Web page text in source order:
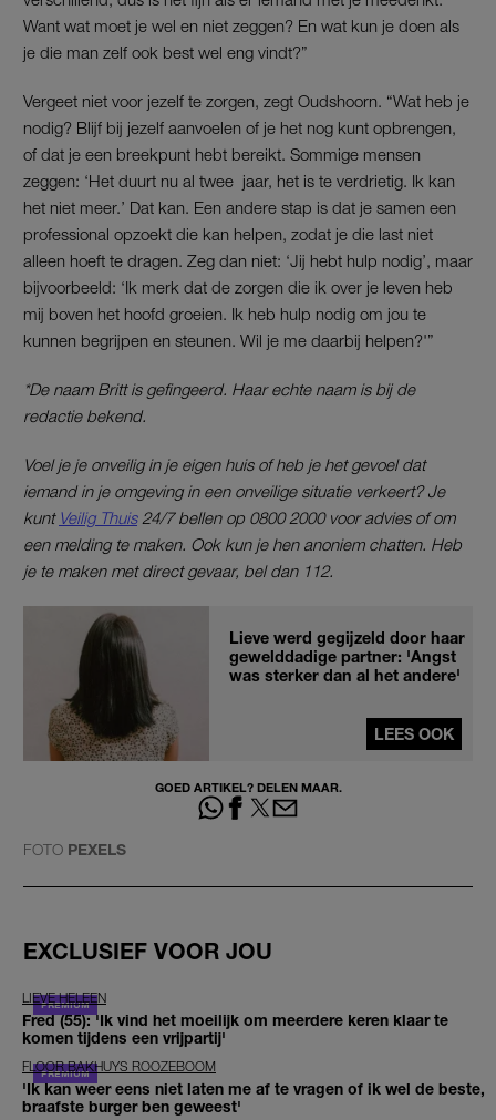
Want wat moet je wel en niet zeggen? En wat kun je doen als
je die man zelf ook best wel eng vindt?”
Vergeet niet voor jezelf te zorgen, zegt Oudshoorn. “Wat heb je
nodig? Blijf bij jezelf aanvoelen of je het nog kunt opbrengen,
of dat je een breekpunt hebt bereikt. Sommige mensen
zeggen: ‘Het duurt nu al twee jaar, het is te verdrietig. Ik kan
het niet meer.’ Dat kan. Een andere stap is dat je samen een
professional opzoekt die kan helpen, zodat je die last niet
alleen hoeft te dragen. Zeg dan niet: ‘Jij hebt hulp nodig’, maar
bijvoorbeeld: ‘Ik merk dat de zorgen die ik over je leven heb
mij boven het hoofd groeien. Ik heb hulp nodig om jou te
kunnen begrijpen en steunen. Wil je me daarbij helpen?'”
*De naam Britt is gefingeerd. Haar echte naam is bij de
redactie bekend.
Voel je je onveilig in je eigen huis of heb je het gevoel dat
iemand in je omgeving in een onveilige situatie verkeert? Je
kunt Veilig Thuis24/7 bellen op 0800 2000 voor advies of om
een melding te maken. Ook kun je hen anoniem chatten. Heb
je te maken met direct gevaar, bel dan 112.
Lieve werd gegijzeld door haar
gewelddadige partner: 'Angst
was sterker dan al het andere'
LEES OOK
GOED ARTIKEL? DELEN MAAR.
FOTO PEXELS
EXCLUSIEF VOOR JOU
LIEVE HELEEN
Fred (55): 'Ik vind het moeilijk om meerdere keren klaar te
komen tijdens een vrijpartij'
FLOOR BAKHUYS ROOZEBOOM
'Ik kan weer eens niet laten me af te vragen of ik wel de beste,
braafste burger ben geweest'